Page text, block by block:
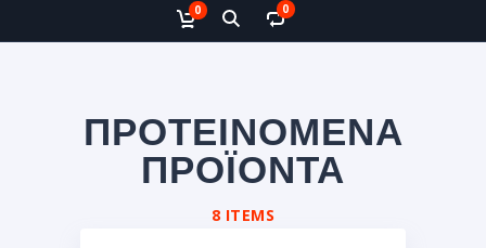
0 0
ΠΡΟΤΕΙΝΟΜΕΝΑ
ΠΡΟΪΟΝΤΑ
8 ITEMS